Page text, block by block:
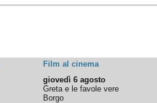
Film al cinema
giovedì 6 agosto
Greta e le favole vere
Borgo